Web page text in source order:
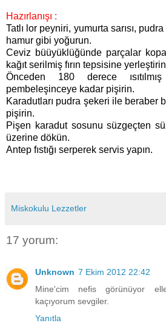
Hazırlanışı :
Tatlı lor peyniri, yumurta sarısı, pudra
hamur gibi yoğurun.
Ceviz büüyüklüğünde parçalar
kağıt serilmiş fırın tepsisine
Önceden 180 derece
pembeleşinceye kadar pişirin.
Karadutları pudra şekeri ile beraber
pişirin.
Pişen karadut sosunu süzgeçten
üzerine dökün.
Antep fıstığı serperek servis yapın.
Miskokulu Lezzetler
17 yorum:
Unknown 7 Ekim 2012 22:42
Mine'cim nefis görünüyor
kaçıyorum sevgiler.
Yanıtla